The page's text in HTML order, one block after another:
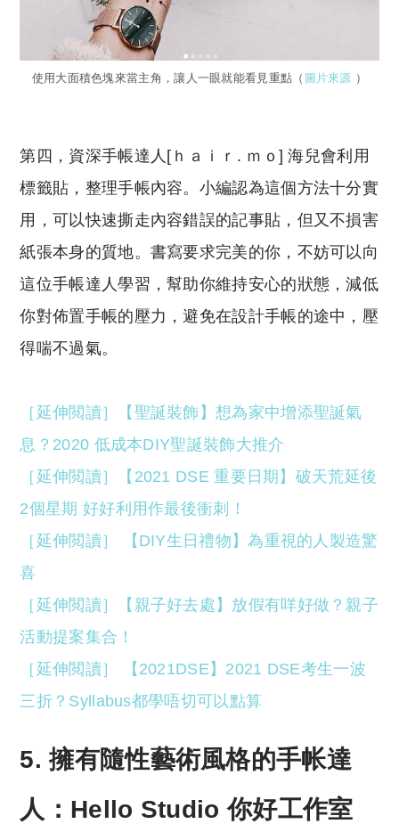
使用大面積色塊來當主角，讓人一眼就能看見重點（ 圖片來源 ）
第四，資深手帳達人[ｈａｉｒ. ｍｏ] 海兒會利用
標籤貼，整理手帳內容。小編認為這個方法十分實
用，可以快速撕走內容錯誤的記事貼，但又不損害
紙張本身的質地。書寫要求完美的你，不妨可以向
這位手帳達人學習，幫助你維持安心的狀態，減低
你對佈置手帳的壓力，避免在設計手帳的途中，壓
得喘不過氣。
［延伸閲讀］【聖誕裝飾】想為家中增添聖誕氣
息？2020 低成本DIY聖誕裝飾大推介
［延伸閲讀］【2021 DSE 重要日期】破天荒延後
2個星期 好好利用作最後衝刺！
［延伸閲讀］ 【DIY生日禮物】為重視的人製造驚
喜
［延伸閲讀］【親子好去處】放假有咩好做？親子
活動提案集合！
［延伸閲讀］ 【2021DSE】2021 DSE考生一波
三折？Syllabus都學唔切可以點算
5. 擁有隨性藝術風格的手帐達
人：Hello Studio 你好工作室